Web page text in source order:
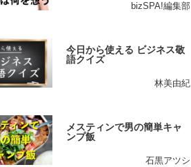
bizSPA!編集部
今日から使える ビジネス敬
語クイズ
林美由紀
メスティンで男の簡単キャ
ンプ飯
石黒アツシ